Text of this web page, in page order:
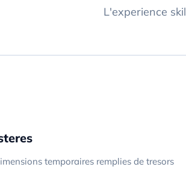
L'experience
temporaires remplies de tresors